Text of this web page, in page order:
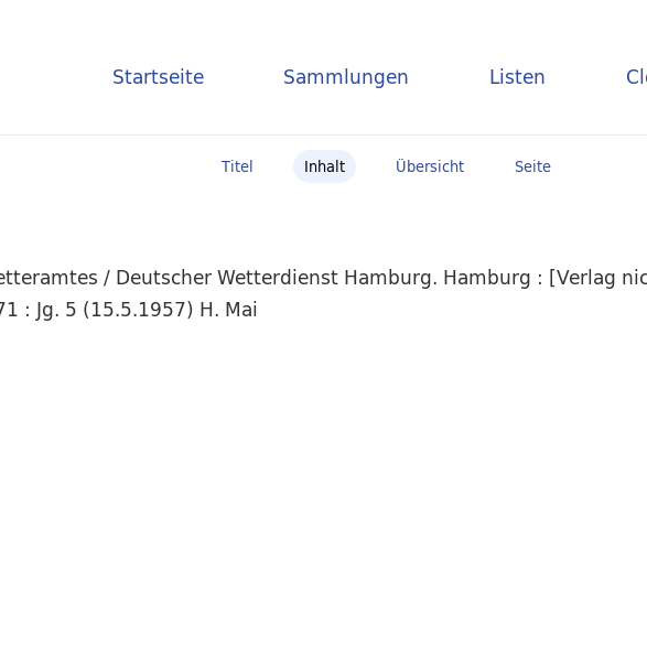
Startseite Sammlungen Listen
Titel Inhalt Übersicht Seite
/ Deutscher Wetterdienst Hamburg. Hamburg : [Verlag
: Jg. 5 (15.5.1957) H. Mai